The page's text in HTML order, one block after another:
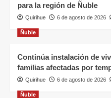
para la región de Ñuble
Quirihue 6 de agosto de 2026
Ñuble
Continúa instalación de
familias afectadas por
Quirihue 6 de agosto de 2026
Ñuble